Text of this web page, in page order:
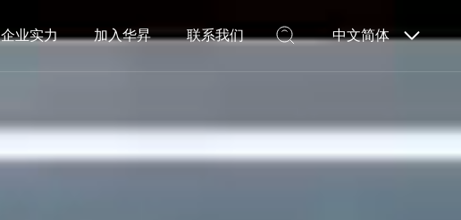
企业实力 加入华昇 联系我们 中文简体